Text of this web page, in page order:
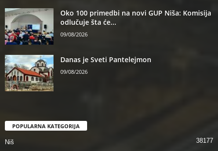
Oko 100 primedbi na novi GUP Niša: Komisija
odlučuje šta će...
09/08/2026
Danas je Sveti Pantelejmon
09/08/2026
POPULARNA KATEGORIJA
Niš 38177